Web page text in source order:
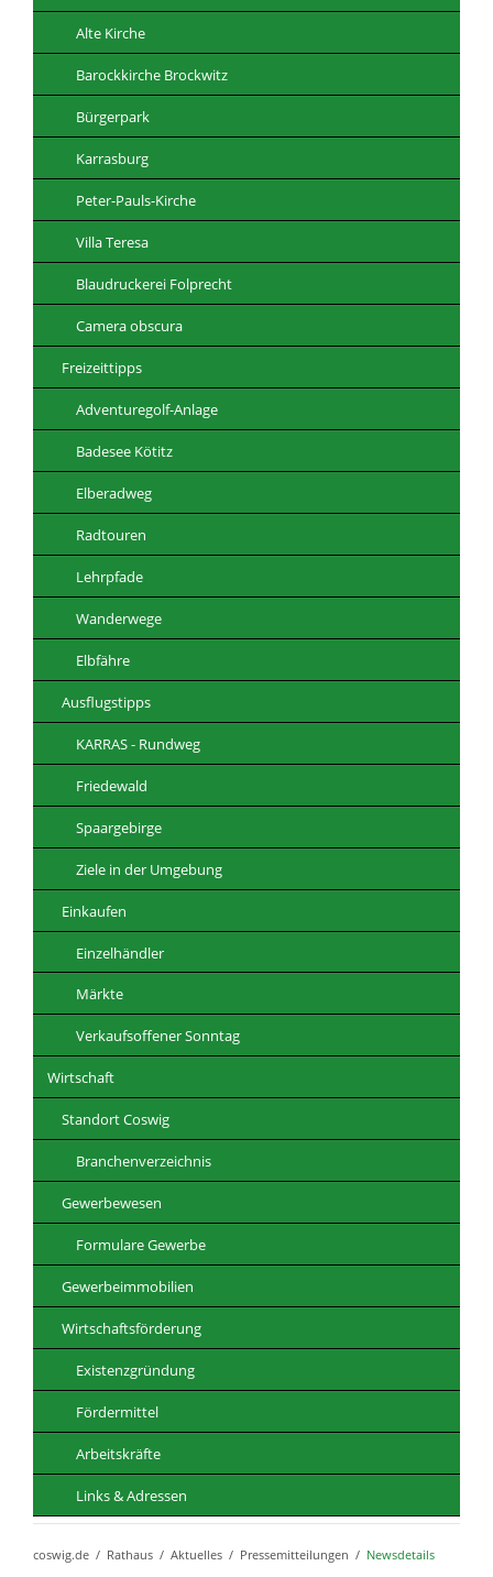
Alte Kirche
Barockkirche Brockwitz
Bürgerpark
Karrasburg
Peter-Pauls-Kirche
Villa Teresa
Blaudruckerei Folprecht
Camera obscura
Freizeittipps
Adventuregolf-Anlage
Badesee Kötitz
Elberadweg
Radtouren
Lehrpfade
Wanderwege
Elbfähre
Ausflugstipps
KARRAS - Rundweg
Friedewald
Spaargebirge
Ziele in der Umgebung
Einkaufen
Einzelhändler
Märkte
Verkaufsoffener Sonntag
Wirtschaft
Standort Coswig
Branchenverzeichnis
Gewerbewesen
Formulare Gewerbe
Gewerbeimmobilien
Wirtschaftsförderung
Existenzgründung
Fördermittel
Arbeitskräfte
Links & Adressen
coswig.de Rathaus Aktuelles Pressemitteilungen Newsdetails